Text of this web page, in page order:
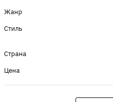
Жанр
Стиль
Страна
Цена